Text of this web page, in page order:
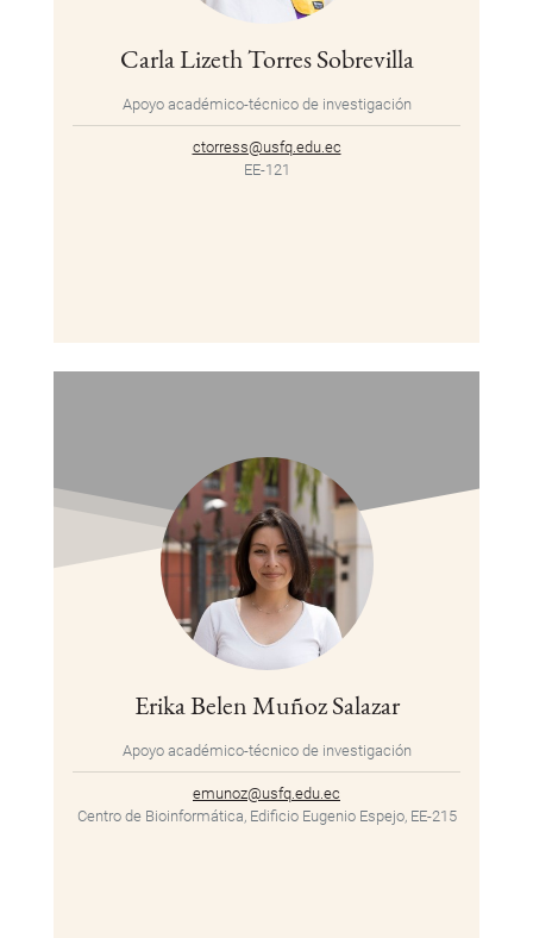
Carla Lizeth Torres Sobrevilla
Apoyo académico-técnico de investigación
ctorress@usfq.edu.ec
EE-121
Erika Belen Muñoz Salazar
Apoyo académico-técnico de investigación
emunoz@usfq.edu.ec
Centro de Bioinformática, Edificio Eugenio Espejo, EE-215